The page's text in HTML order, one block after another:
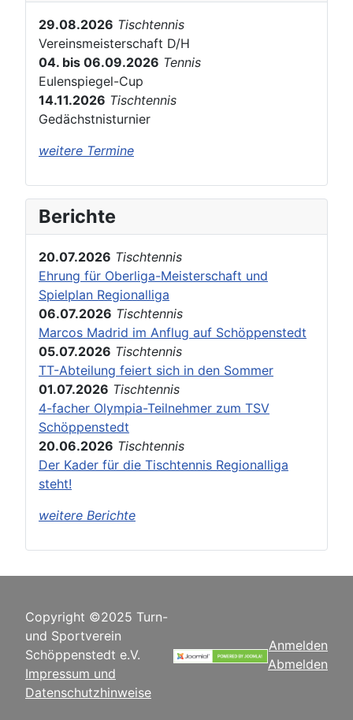
29.08.2026 Tischtennis
Vereinsmeisterschaft D/H
04. bis 06.09.2026 Tennis
Eulenspiegel-Cup
14.11.2026 Tischtennis
Gedächstnisturnier
weitere Termine
Berichte
20.07.2026 Tischtennis
Ehrung für Oberliga-Meisterschaft und
Spielplan Regionalliga
06.07.2026 Tischtennis
Marcos Madrid im Anflug auf Schöppenstedt
05.07.2026 Tischtennis
TT-Abteilung feiert sich in den Sommer
01.07.2026 Tischtennis
4-facher Olympia-Teilnehmer zum TSV
Schöppenstedt
20.06.2026 Tischtennis
Der Kader für die Tischtennis Regionalliga
steht!
weitere Berichte
Copyright ©2025 Turn-
und Sportverein
Schöppenstedt e.V.
Impressum und
Datenschutzhinweise
Anmelden
Abmelden